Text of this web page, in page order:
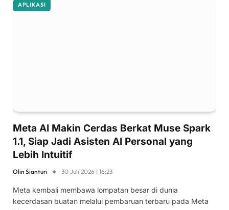
APLIKASI
Meta AI Makin Cerdas Berkat Muse Spark
1.1, Siap Jadi Asisten AI Personal yang
Lebih Intuitif
Olin Sianturi 30 Juli 2026 | 16:23
Meta kembali membawa lompatan besar di dunia
kecerdasan buatan melalui pembaruan terbaru pada Meta